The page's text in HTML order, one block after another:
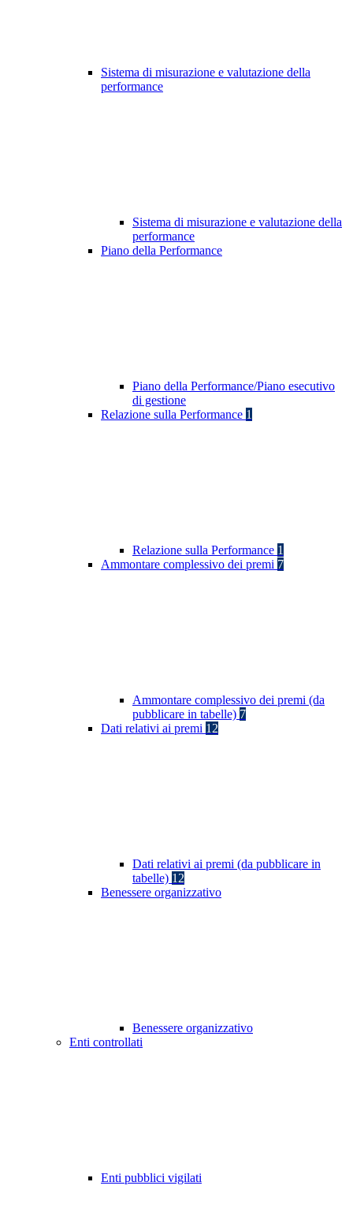
Sistema di misurazione e valutazione della
performance
Sistema di misurazione e valutazione della
performance
Piano della Performance
Piano della Performance/Piano esecutivo
di gestione
Relazione sulla Performance 1
Relazione sulla Performance 1
Ammontare complessivo dei premi 7
Ammontare complessivo dei premi (da
pubblicare in tabelle) 7
Dati relativi ai premi 12
Dati relativi ai premi (da pubblicare in
tabelle) 12
Benessere organizzativo
Benessere organizzativo
Enti controllati
Enti pubblici vigilati